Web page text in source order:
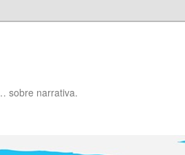
sobre narrativa.